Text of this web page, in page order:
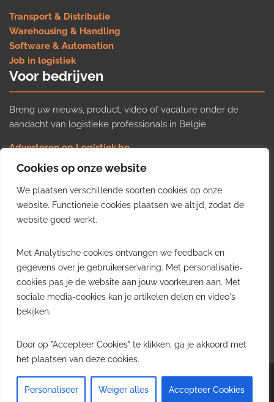
Cookies op onze website
We plaatsen verschillende soorten cookies op onze
website. Functionele cookies plaatsen we altijd, zodat de
website goed werkt.
Met Analytische cookies ontvangen we feedback en
gegevens over je gebruikerservaring. Met personalisatie-
cookies pas je de website aan jouw voorkeuren aan. Met
sociale media-cookies kan je artikelen delen en video's
bekijken.
Door op "Accepteer Cookies" te klikken, ga je akkoord met
het plaatsen van deze cookies.
Personaliseer Weiger alles Accepteer Cookies
Transport & Distributie
Warehousing & Handling
Software & Automation
Job in logistiek
Voor bedrijven
Breng uw nieuws, product, video of vacature onder de
aandacht van logistieke professionals in België.
Adverteren op Logistiek.be
Nieuws insturen
Uw video op Logistiek.TV
Job plaatsen
Gratis wekelijkse update
inzichten uit de Belgische logistieke sector in uw inbox.
Ontvang je gratis
wekelijkse update
Uitschrijven kan altijd.
Copyright © 2026Logistiek.be. All rights reserved.Theme:Envinceby ThemeGrill.